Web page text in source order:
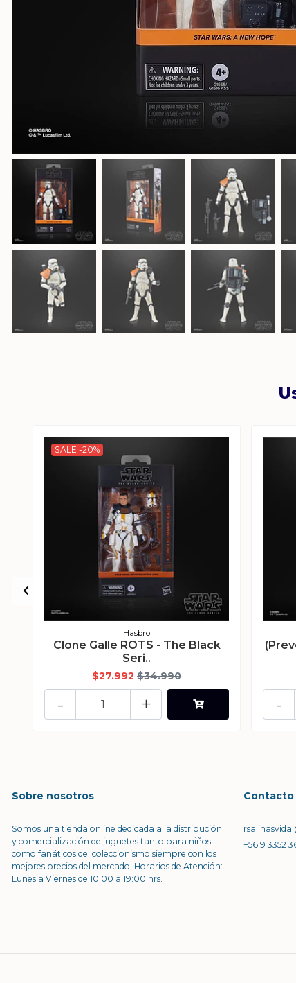
SALE -20%
Hasbro
Clone Galle ROTS - The Black
Seri..
$27.992 $34.990
+
- -
Sobre nosotros
Somos una tienda online dedicada a la distribución
y comercialización de juguetes tanto para niños
como fanáticos del coleccionismo siempre con los
mejores precios del mercado. Horarios de Atención:
Lunes a Viernes de 10:00 a 19:00 hrs.
Contacto
+56 9 3352